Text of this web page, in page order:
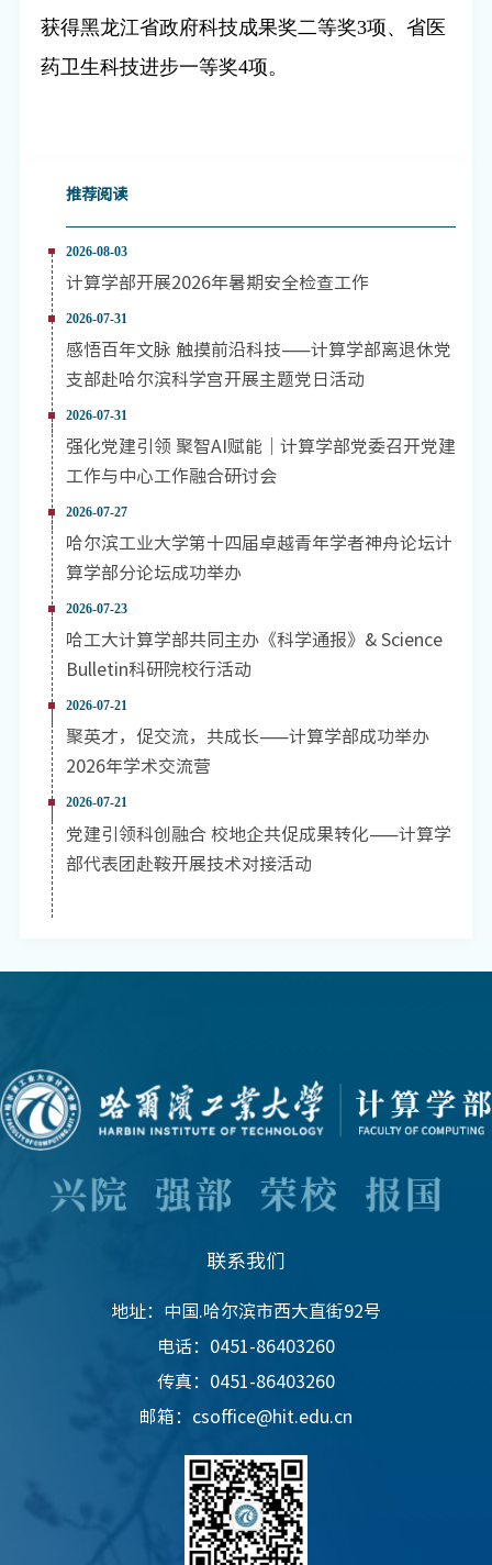
获得黑龙江省政府科技成果奖二等奖3项、省医
药卫生科技进步一等奖4项。
推荐阅读
2026-08-03
计算学部开展2026年暑期安全检查工作
2026-07-31
感悟百年文脉 触摸前沿科技——计算学部离退休党
支部赴哈尔滨科学宫开展主题党日活动
2026-07-31
强化党建引领 聚智AI赋能｜计算学部党委召开党建
工作与中心工作融合研讨会
2026-07-27
哈尔滨工业大学第十四届卓越青年学者神舟论坛计
算学部分论坛成功举办
2026-07-23
哈工大计算学部共同主办《科学通报》& Science
Bulletin科研院校行活动
2026-07-21
聚英才，促交流，共成长——计算学部成功举办
2026年学术交流营
2026-07-21
党建引领科创融合 校地企共促成果转化——计算学
部代表团赴鞍开展技术对接活动
联系我们
地址：中国.哈尔滨市西大直街92号
电话：0451-86403260
传真：0451-86403260
邮箱：csoffice@hit.edu.cn